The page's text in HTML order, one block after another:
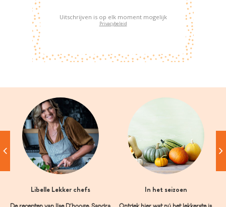
Uitschrijven is op elk moment mogelijk
Privacybeleid
Libelle Lekker chefs In het seizoen